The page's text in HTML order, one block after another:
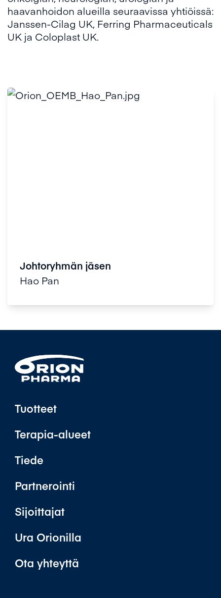
haavanhoidon alueilla seuraavissa yhtiöissä:
Janssen-Cilag UK, Ferring Pharmaceuticals
UK ja Coloplast UK.
Johtoryhmän jäsen
Hao Pan
Tuotteet
Terapia-alueet
Tiede
Partnerointi
Sijoittajat
Ura Orionilla
Ota yhteyttä